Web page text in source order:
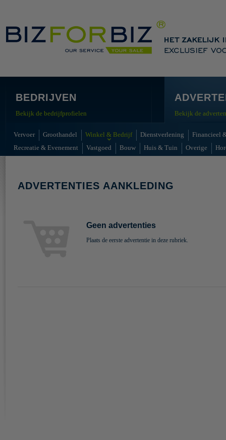
BEDRIJVEN
Bekijk de bedrijfprofielen Bekijk de
Vervoer Groothandel Winkel & Bedrijf Dienstverlening
Financieel
Recreatie & Evenement
Vastgoed Bouw Huis & Tuin Overige
ADVERTENTIES AANKLEDING
Geen advertenties
Plaats de eerste advertentie in deze rubriek.